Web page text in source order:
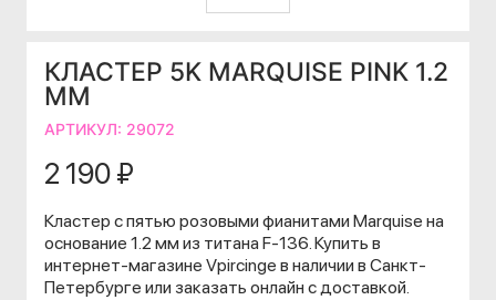
КЛАСТЕР 5K MARQUISE PINK 1.2
ММ
АРТИКУЛ: 29072
2 190 ₽
Кластер с пятью розовыми фианитами Marquise на
основание 1.2 мм из титана F-136. Купить в
интернет-магазине Vpircinge в наличии в Санкт-
Петербурге или заказать онлайн с доставкой.